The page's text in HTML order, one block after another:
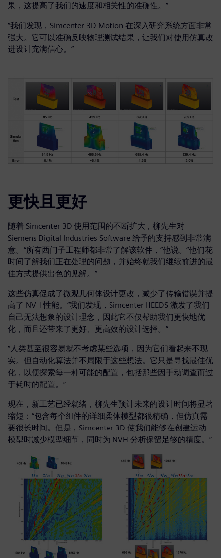
果，这提高了我们的速度和相关性的准确性。”
“我们发现，Simcenter 3D Motion 在深入研究系统方面非常
强大。它可以准确反映物理测试结果，让我们对使用仿真改
进设计充满信心。”
更快且更好
随着 Simcenter 3D 使用范围的不断扩大，柳先生对
Siemens Digital Industries Software 给予的支持感到非常满
意。“所有西门子工程师都非常了解该软件，”他说。“他们花
时间了解我们正在处理的问题，并始终就我们继续前进的最
佳方式提供出色的见解。”
这些仿真促成了微观几何体设计更改，减少了传输错误并提
高了 NVH 性能。“我们发现，Simcenter HEEDS 激发了我们
自己无法想象的设计理念，因此它不仅帮助我们更快地优
化，而且还带来了更好、更高效的设计选择。”
“人类甚至很容易就不考虑某些选项，因为它们看起来不现
实。但自动化算法并不局限于这些想法。它只是寻找最佳优
化，以便探索每一种可能的配置，包括那些因手动调查而过
于耗时的配置。”
现在，新工艺已经就绪，柳先生预计未来的设计时间将显著
缩短：“包含每个组件的详细柔体模型都很精确，但仿真需
要很长时间。但是，Simcenter 3D 使我们能够在创建运动
模型时减少模型细节，同时为 NVH 分析保留足够的精度。”